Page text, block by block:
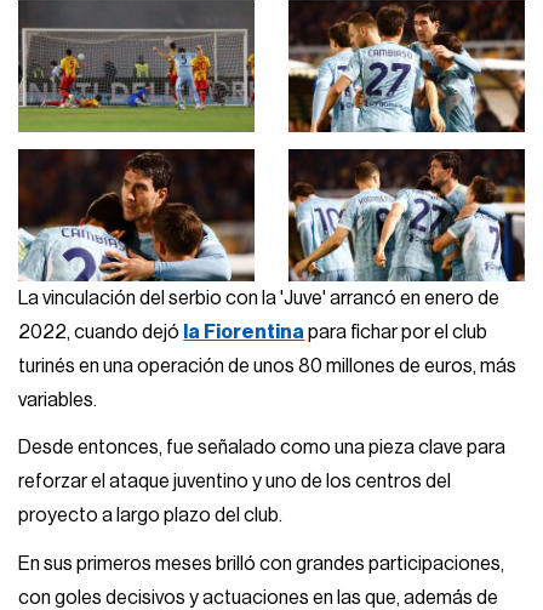
La vinculación del serbio con la 'Juve' arrancó en enero de
2022, cuando dejó la Fiorentina para fichar por el club
turinés en una operación de unos 80 millones de euros, más
variables.
Desde entonces, fue señalado como una pieza clave para
reforzar el ataque juventino y uno de los centros del
proyecto a largo plazo del club.
En sus primeros meses brilló con grandes participaciones,
con goles decisivos y actuaciones en las que, además de